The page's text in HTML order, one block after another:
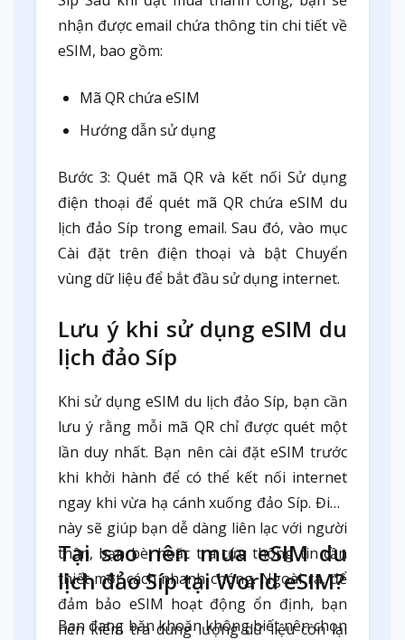
nhận được email chứa thông tin chi tiết về
eSIM, bao gồm:
Mã QR chứa eSIM
Hướng dẫn sử dụng
Bước 3: Quét mã QR và kết nối Sử dụng
điện thoại để quét mã QR chứa eSIM du
lịch đảo Síp trong email. Sau đó, vào mục
Cài đặt trên điện thoại và bật Chuyển
vùng dữ liệu để bắt đầu sử dụng internet.
Lưu ý khi sử dụng eSIM du
lịch đảo Síp
Khi sử dụng eSIM du lịch đảo Síp, bạn cần
lưu ý rằng mỗi mã QR chỉ được quét một
lần duy nhất. Bạn nên cài đặt eSIM trước
khi khởi hành để có thể kết nối internet
ngay khi vừa hạ cánh xuống đảo Síp. Điều
này sẽ giúp bạn dễ dàng liên lạc với người
thân, bạn bè, hoặc tra cứu thông tin cần
thiết một cách nhanh chóng. Ngoài ra, để
đảm bảo eSIM hoạt động ổn định, bạn
nên kiểm tra dung lượng dữ liệu còn lại
Tại sao nên mua eSIM du
lịch đảo Síp tại World eSIM?
Bạn đang băn khoăn không biết nên chọn